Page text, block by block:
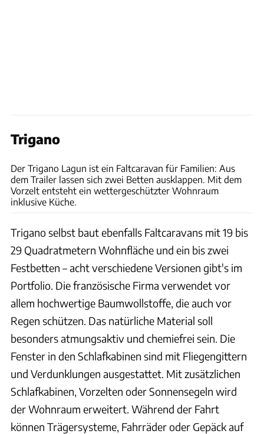
Trigano
Der Trigano Lagun ist ein Faltcaravan für Familien: Aus
dem Trailer lassen sich zwei Betten ausklappen. Mit dem
Vorzelt entsteht ein wettergeschützter Wohnraum
inklusive Küche.
Trigano selbst baut ebenfalls Faltcaravans mit 19 bis
29 Quadratmetern Wohnfläche und ein bis zwei
Festbetten – acht verschiedene Versionen gibt's im
Portfolio. Die französische Firma verwendet vor
allem hochwertige Baumwollstoffe, die auch vor
Regen schützen. Das natürliche Material soll
besonders atmungsaktiv und chemiefrei sein. Die
Fenster in den Schlafkabinen sind mit Fliegengittern
und Verdunklungen ausgestattet. Mit zusätzlichen
Schlafkabinen, Vorzelten oder Sonnensegeln wird
der Wohnraum erweitert. Während der Fahrt
können Trägersysteme, Fahrräder oder Gepäck auf